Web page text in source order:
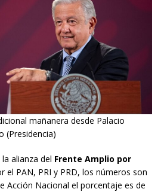
mañanera desde Palacio
(Presidencia)
alianza del Frente Amplio por
el PAN, PRI y PRD, los números son
Acción Nacional el porcentaje es de